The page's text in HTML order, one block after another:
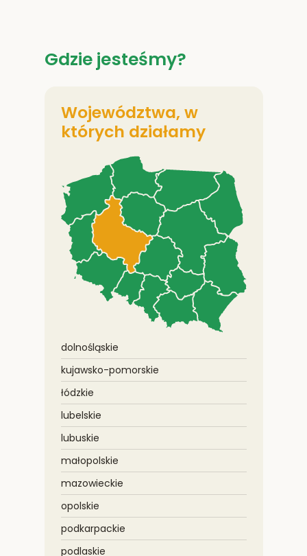
Gdzie jesteśmy?
Województwa, w
których działamy
dolnośląskie
kujawsko-pomorskie
łódzkie
lubelskie
lubuskie
małopolskie
mazowieckie
opolskie
podkarpackie
podlaskie